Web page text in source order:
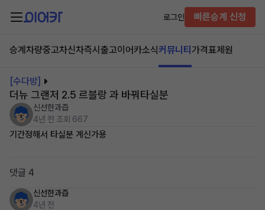
로그인 빠른승계 신청
승계차량중고차신차즉시출고이어카소식커뮤니티 가격표제원
[수다방]
더뉴 그랜저 2.5 르블랑 과 바꿔타실분
신선한과즙
4년 전 조회 667
기간정해서 타실분 계신가용
댓글 4
신선한과즙
4년 전